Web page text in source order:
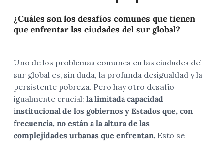
¿Cuáles son los desafíos comunes que tienen
que enfrentar las ciudades del sur global?
Uno de los problemas comunes en las ciudades del
sur global es, sin duda, la profunda desigualdad y la
persistente pobreza. Pero hay otro desafío
igualmente crucial: la limitada capacidad
institucional de los gobiernos y Estados que, con
frecuencia, no están a la altura de las
complejidades urbanas que enfrentan. Esto se